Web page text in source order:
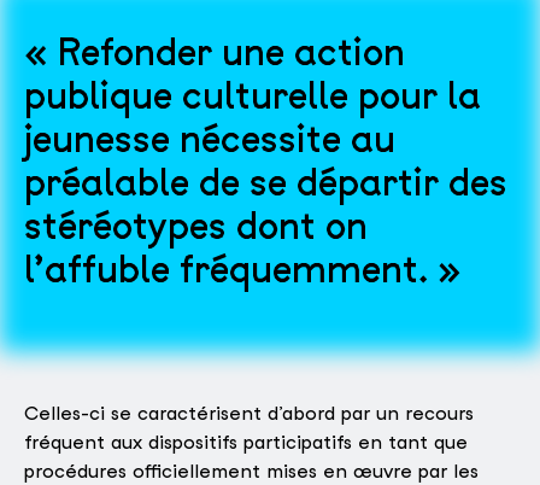
Refonder une action
publique culturelle pour la
jeunesse nécessite au
préalable de se départir des
stéréotypes dont on
l’affuble fréquemment.
Celles-ci se caractérisent d’abord par un recours
fréquent aux dispositifs participatifs en tant que
procédures officiellement mises en œuvre par les